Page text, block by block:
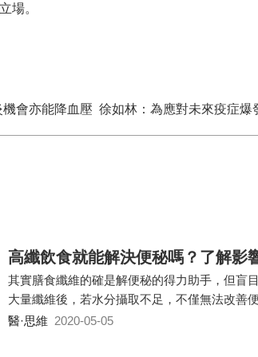
場。
徐如林：為應對未來疫症爆
會亦能降血壓
高纖飲食就能解決便秘嗎？了解影
其實膳食纖維的確是解便秘的得力助手，但盲
大量纖維後，若水分攝取不足，不僅無法改善
醫·思維 2020-05-05